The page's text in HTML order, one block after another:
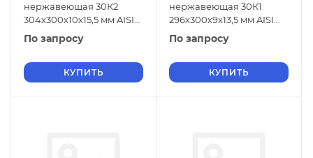
нержавеющая 30К2
304х300х10х15,5 мм AISI
316L ГОСТ 26020-83
По запросу
КУПИТЬ
нержавеющая 30К1
296х300х9х13,5 мм AISI
316L ГОСТ 26020-83
По запросу
КУПИТЬ